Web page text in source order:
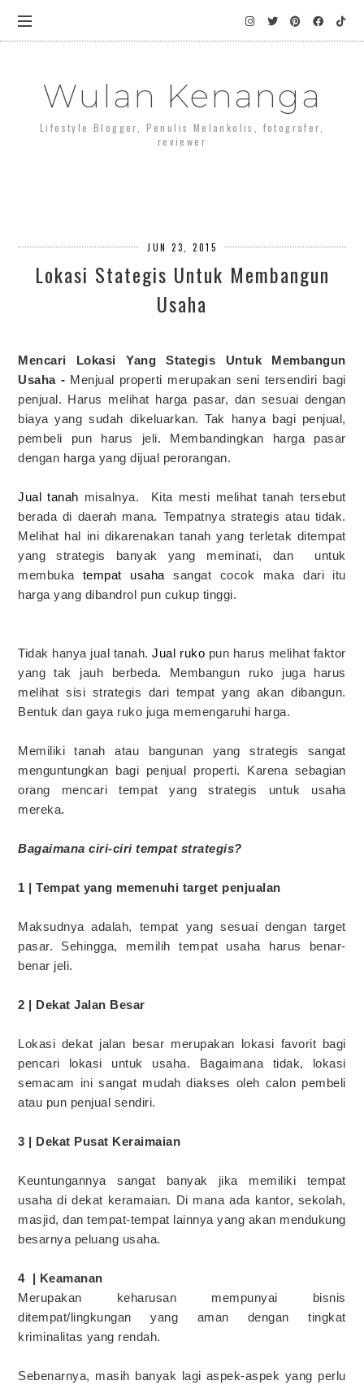
Wulan Kenanga
Lifestyle Blogger, Penulis Melankolis, fotografer,
reviewer
JUN 23, 2015
Lokasi Stategis Untuk Membangun
Usaha
Mencari Lokasi Yang Stategis Untuk Membangun
Usaha - Menjual properti merupakan seni tersendiri bagi
penjual. Harus melihat harga pasar, dan sesuai dengan
biaya yang sudah dikeluarkan. Tak hanya bagi penjual,
pembeli pun harus jeli. Membandingkan harga pasar
dengan harga yang dijual perorangan.
Jual tanah misalnya. Kita mesti melihat tanah tersebut
berada di daerah mana. Tempatnya strategis atau tidak.
Melihat hal ini dikarenakan tanah yang terletak ditempat
yang strategis banyak yang meminati, dan untuk
membuka tempat usaha sangat cocok maka dari itu
harga yang dibandrol pun cukup tinggi.
Tidak hanya jual tanah.Jual ruko pun harus melihat faktor
yang tak jauh berbeda. Membangun ruko juga harus
melihat sisi strategis dari tempat yang akan dibangun.
Bentuk dan gaya ruko juga memengaruhi harga.
Memiliki tanah atau bangunan yang strategis sangat
menguntungkan bagi penjual properti. Karena sebagian
orang mencari tempat yang strategis untuk usaha
mereka.
Bagaimana ciri-ciri tempat strategis?
1 | Tempat yang memenuhi target penjualan
Maksudnya adalah, tempat yang sesuai dengan target
pasar. Sehingga, memilih tempat usaha harus benar-
benar jeli.
2 | Dekat Jalan Besar
Lokasi dekat jalan besar merupakan lokasi favorit bagi
pencari lokasi untuk usaha. Bagaimana tidak, lokasi
semacam ini sangat mudah diakses oleh calon pembeli
atau pun penjual sendiri.
3 | Dekat Pusat Keraimaian
Keuntungannya sangat banyak jika memiliki tempat
usaha di dekat keramaian. Di mana ada kantor, sekolah,
masjid, dan tempat-tempat lainnya yang akan mendukung
besarnya peluang usaha.
4 | Keamanan
Merupakan keharusan mempunyai bisnis
ditempat/lingkungan yang aman dengan tingkat
kriminalitas yang rendah.
Sebenarnya, masih banyak lagi aspek-aspek yang perlu